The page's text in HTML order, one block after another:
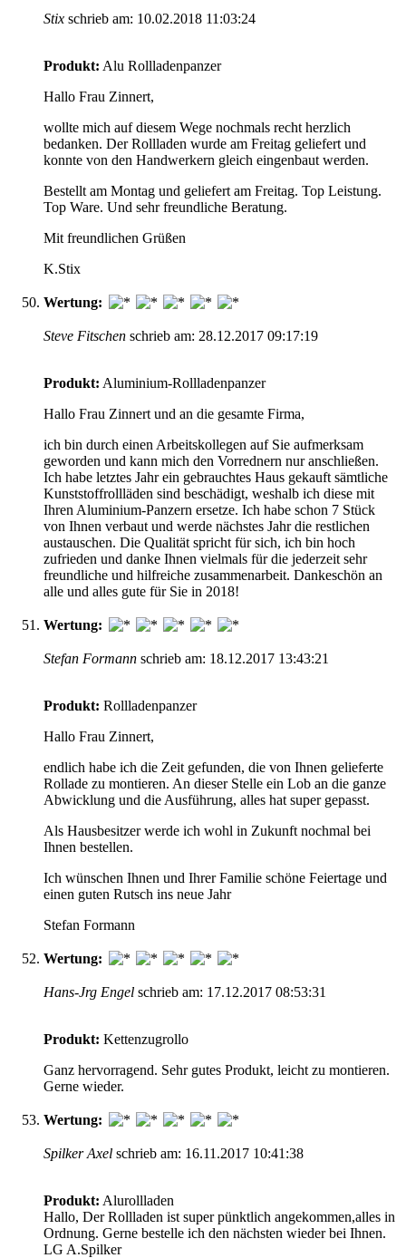
Stix schrieb am: 10.02.2018 11:03:24
Produkt: Alu Rollladenpanzer
Hallo Frau Zinnert,
wollte mich auf diesem Wege nochmals recht herzlich
bedanken. Der Rollladen wurde am Freitag geliefert und
konnte von den Handwerkern gleich eingenbaut werden.
Bestellt am Montag und geliefert am Freitag. Top Leistung.
Top Ware. Und sehr freundliche Beratung.
Mit freundlichen Grüßen
K.Stix
Wertung:
Steve Fitschen schrieb am: 28.12.2017 09:17:19
Produkt: Aluminium-Rollladenpanzer
Hallo Frau Zinnert und an die gesamte Firma,
ich bin durch einen Arbeitskollegen auf Sie aufmerksam
geworden und kann mich den Vorrednern nur anschließen.
Ich habe letztes Jahr ein gebrauchtes Haus gekauft sämtliche
Kunststoffrollläden sind beschädigt, weshalb ich diese mit
Ihren Aluminium-Panzern ersetze. Ich habe schon 7 Stück
von Ihnen verbaut und werde nächstes Jahr die restlichen
austauschen. Die Qualität spricht für sich, ich bin hoch
zufrieden und danke Ihnen vielmals für die jederzeit sehr
freundliche und hilfreiche zusammenarbeit. Dankeschön an
alle und alles gute für Sie in 2018!
Wertung:
Stefan Formann schrieb am: 18.12.2017 13:43:21
Produkt: Rollladenpanzer
Hallo Frau Zinnert,
endlich habe ich die Zeit gefunden, die von Ihnen gelieferte
Rollade zu montieren. An dieser Stelle ein Lob an die ganze
Abwicklung und die Ausführung, alles hat super gepasst.
Als Hausbesitzer werde ich wohl in Zukunft nochmal bei
Ihnen bestellen.
Ich wünschen Ihnen und Ihrer Familie schöne Feiertage und
einen guten Rutsch ins neue Jahr
Stefan Formann
Wertung:
Hans-Jrg Engel schrieb am: 17.12.2017 08:53:31
Produkt: Kettenzugrollo
Ganz hervorragend. Sehr gutes Produkt, leicht zu montieren.
Gerne wieder.
Wertung:
Spilker Axel schrieb am: 16.11.2017 10:41:38
Produkt: Alurollladen
Hallo, Der Rollladen ist super pünktlich angekommen,alles in
Ordnung. Gerne bestelle ich den nächsten wieder bei Ihnen.
LG A.Spilker